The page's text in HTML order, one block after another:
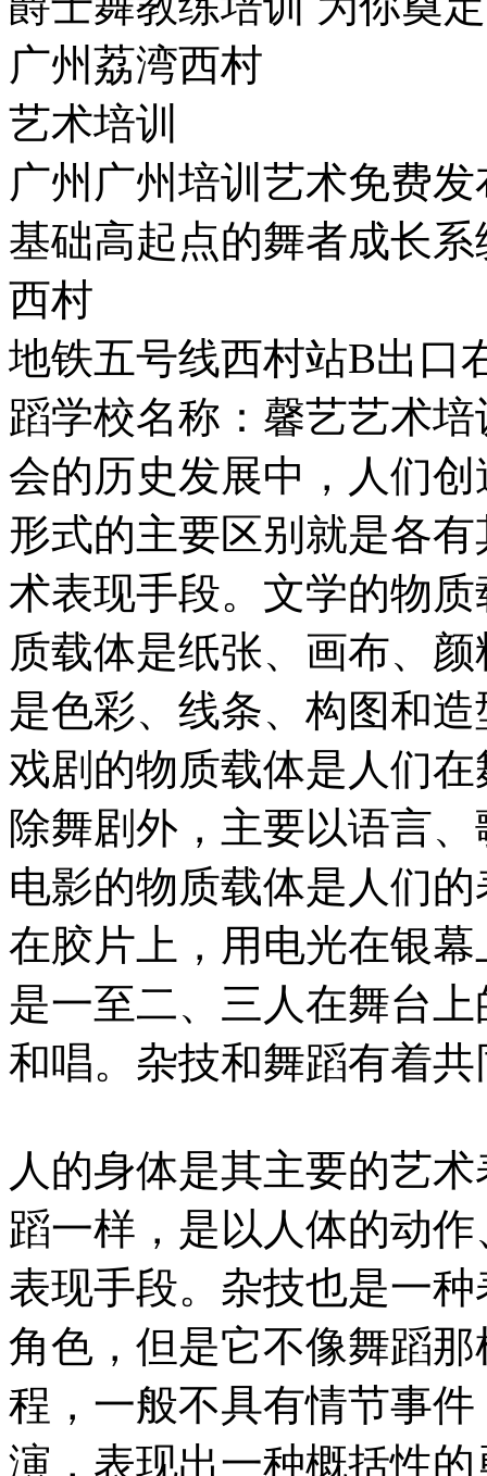
广州荔湾西村
艺术培训
广州广州培训艺术免费
基础高起点的舞者成长系
西村
地铁五号线西村站B出
蹈学校名称：馨艺艺术
会的历史发展中，人们
形式的主要区别就是各
术表现手段。文学的物
质载体是纸张、画布、
是色彩、线条、构图和
戏剧的物质载体是人们
除舞剧外，主要以语言
电影的物质载体是人们
在胶片上，用电光在银
是一至二、三人在舞台
和唱。杂技和舞蹈有着
人的身体是其主要的艺
蹈一样，是以人体的动
表现手段。杂技也是一
角色，但是它不像舞蹈
程，一般不具有情节事
演，表现出一种概括性